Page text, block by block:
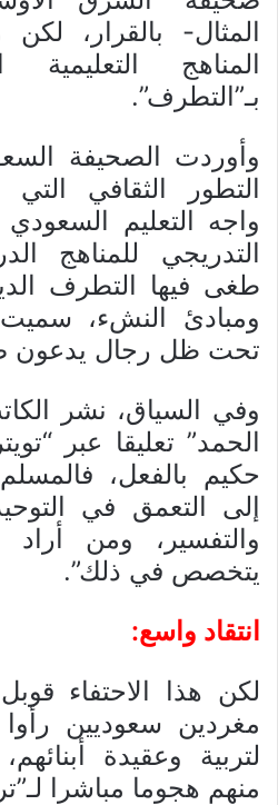
المثال- بالقرار،
المناهج
بـ”التطرف”.
وأوردت الصحيفة
التطور الثقافي
واجه التعليم
التدريجي للمناهج
طغى فيها التطرف
ومبادئ النشء،
تحت ظل رجال يدعون
وفي السياق، نشر
الحمد” تعليقا عبر
حكيم بالفعل،
إلى التعمق في
والتفسير، ومن
يتخصص في ذلك”.
انتقاد واسع:
لكن هذا الاحتفاء
مغردين سعوديين رأوا
لتربية وعقيدة
منهم هجوما مباشرا